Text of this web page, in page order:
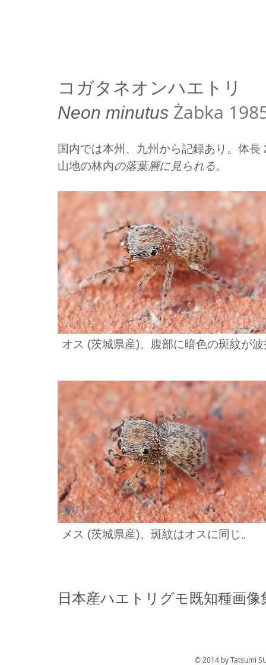
コガタネオンハエトリ
Neon minutus Żabka
国内では本州、九州から記録あり 。体長
山地の林内の落葉層に見られる。
オス (茨城県産)。腹部に暗色の斑紋が
メス (茨城県産)。斑紋はオスに同じ。
日本産ハエトリグモ既知種画像
© 2014 by Tatsumi